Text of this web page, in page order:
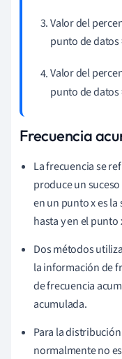
Valor del
punto de datos
Valor del
punto de datos
Frecuencia
La frecuencia se
produce un
en un punto x es
hasta y en el punto
Dos métodos
la información de
de frecuencia
acumulada.
Para la
normalmente no